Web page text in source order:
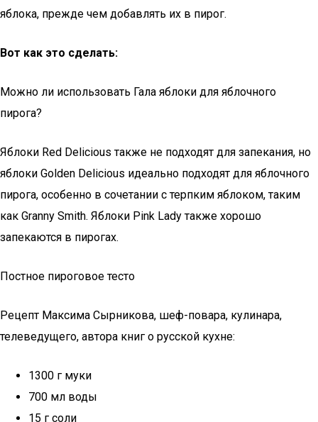
яблока, прежде чем добавлять их в пирог.
Вот как это сделать:
Можно ли использовать Гала яблоки для яблочного
пирога?
Яблоки Red Delicious также не подходят для запекания, но
яблоки Golden Delicious идеально подходят для яблочного
пирога, особенно в сочетании с терпким яблоком, таким
как Granny Smith. Яблоки Pink Lady также хорошо
запекаются в пирогах.
Постное пироговое тесто
Рецепт Максима Сырникова, шеф-повара, кулинара,
телеведущего, автора книг о русской кухне:
1300 г муки
700 мл воды
15 г соли